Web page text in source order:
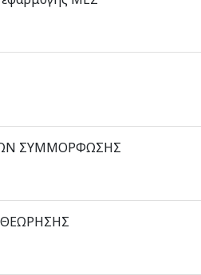
ΣΥΜΜΟΡΦΩΣΗΣ